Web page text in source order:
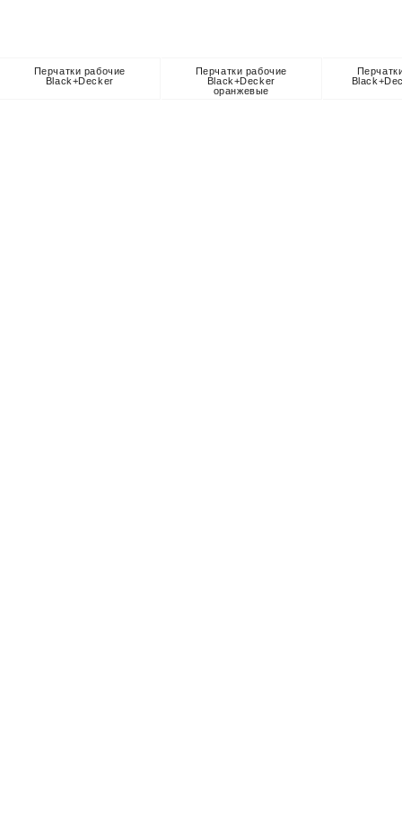
Перчатки рабочие
Black+Decker
Перчатки рабочие
Black+Decker
оранжевые